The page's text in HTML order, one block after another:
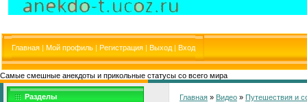
Главная | Мой профиль | Регистрация | Выход | Вход
Самые смешные анекдоты и прикольные статусы со всего мира
Разделы Главная » Видео » Путешествия и